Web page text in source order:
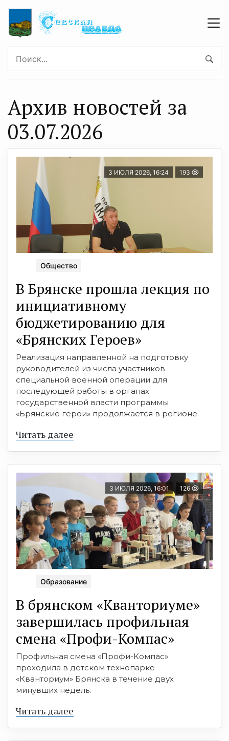
Архив новостей за
03.07.2026
3 ИЮЛЯ 2026, 16:24 193
Общество
В Брянске прошла лекция по
инициативному
бюджетированию для
«Брянских Героев»
Реализация направленной на подготовку
руководителей из числа участников
специальной военной операции для
последующей работы в органах
государственной власти программы
«Брянские герои» продолжается в регионе.
Читать далее
3 ИЮЛЯ 2026, 16:01 126
Образование
В брянском «Кванториуме»
завершилась профильная
смена «Профи-Компас»
Профильная смена «Профи-Компас»
проходила в детском технопарке
«Кванториум» Брянска в течение двух
минувших недель.
Читать далее